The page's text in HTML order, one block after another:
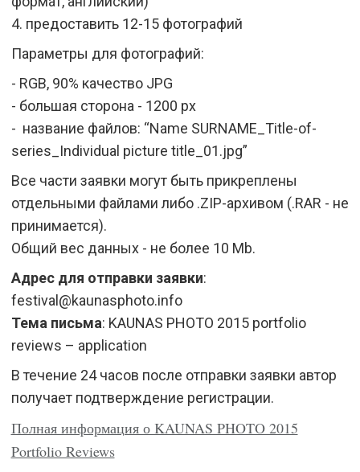
4. предоставить 12-15 фотографий
Параметры для фотографий:
- RGB, 90% качество JPG
- большая сторона - 1200 px
- название файлов: “Name SURNAME_Title-of-
series_Individual picture title_01.jpg”
Все части заявки могут быть прикреплены
отдельными файлами либо .ZIP-архивом (.RAR - не
принимается).
Общий вес данных - не более 10 Mb.
Адрес для отправки заявки:
festival@kaunasphoto.info
Тема письма: KAUNAS PHOTO 2015 portfolio
reviews – application
В течение 24 часов после отправки заявки автор
получает подтверждение регистрации.
Полная информация о KAUNAS PHOTO 2015
Portfolio Reviews